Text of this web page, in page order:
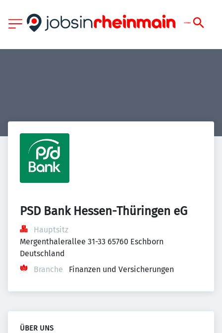
PSD Bank Hessen-Thüringen eG
Hauptsitz
Mergenthalerallee 31-33 65760 Eschborn
Deutschland
Branche
Finanzen und Versicherungen
ÜBER UNS